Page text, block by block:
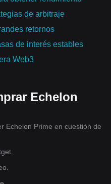
de arbitraje
retornos
de interés estables
Web3
Echelon
Echelon Prime en cuestión de